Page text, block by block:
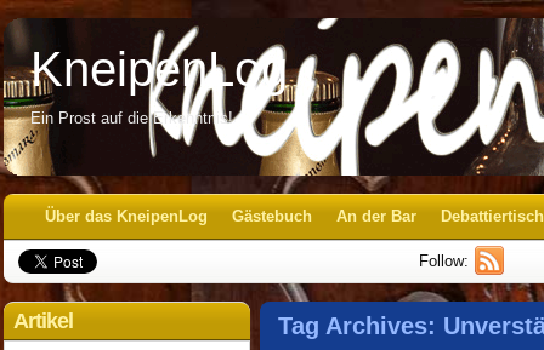
KneipenLog
Ein Prost auf die Erkenntnis!
Über das KneipenLog Gästebuch An der Bar Debattiertisch
Follow:
Tag Archives:
Artikel